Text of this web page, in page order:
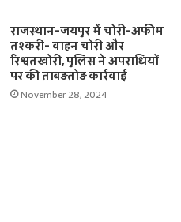
राजस्थान-जयपुर में चोरी-अफीम
तश्करी- वाहन चोरी और
रिश्वतखोरी, पुलिस ने अपराधियों
पर की ताबड़तोड़ कार्रवाई
November 28, 2024